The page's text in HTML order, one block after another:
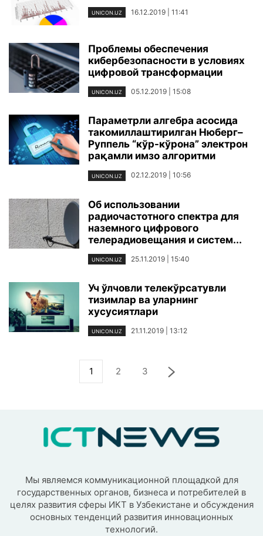
UNICON.UZ 16.12.2019 | 11:41
Проблемы обеспечения
кибербезопасности в условиях
цифровой трансформации
UNICON.UZ 05.12.2019 | 15:08
Параметрли алгебра асосида
такомиллаштирилган Нюберг–
Руппель “кўр-кўрона” электрон
рақамли имзо алгоритми
UNICON.UZ 02.12.2019 | 10:56
Об использовании
радиочастотного спектра для
наземного цифрового
телерадиовещания и систем...
UNICON.UZ 25.11.2019 | 15:40
Уч ўлчовли телекўрсатувли
тизимлар ва уларнинг
хусусиятлари
UNICON.UZ 21.11.2019 | 13:12
1 2 3
Мы являемся коммуникационной площадкой для
государственных органов, бизнеса и потребителей в
целях развития сферы ИКТ в Узбекистане и обсуждения
основных тенденций развития инновационных
технологий.